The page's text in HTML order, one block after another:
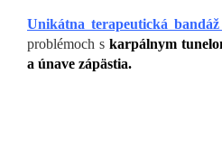
Unikátna terapeutická bandáž
problémoch s karpálnym
a únave zápästia.